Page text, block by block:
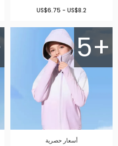
US$6.75 - US$8.2
5+
أسعار حصرية